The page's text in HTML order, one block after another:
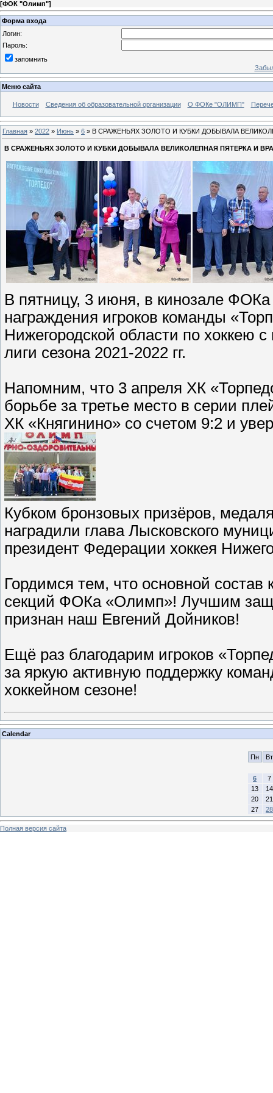
[ФОК "Олимп"]
Форма входа
Логин:
Пароль:
запомнить
Меню сайта
Новости Сведения об образовательной организации О ФОКе "ОЛИМП"
Главная » 2022 » Июнь » 6 » В СРАЖЕНЬЯХ ЗОЛОТО И КУБКИ ДОБЫВАЛА
В СРАЖЕНЬЯХ ЗОЛОТО И КУБКИ ДОБЫВАЛА ВЕЛИКОЛЕПНАЯ ПЯТЕРКА И
В пятницу, 3 июня, в кинозале
награждения игроков команды
Нижегородской области по
лиги сезона 2021-2022 гг.
Напомним, что 3 апреля ХК
борьбе за третье место в серии
ХК «Княгинино» со счетом 9:2 и
Кубком бронзовых призёров,
наградили глава Лысковского
президент Федерации хоккея
Гордимся тем, что основной
секций ФОКа «Олимп»! Лучшим
признан наш Евгений Дойников!
Ещё раз благодарим игроков
за яркую активную поддержку
хоккейном сезоне!
Calendar
Пн Вт
6
7
13
14
20
21
27
28
Полная версия сайта